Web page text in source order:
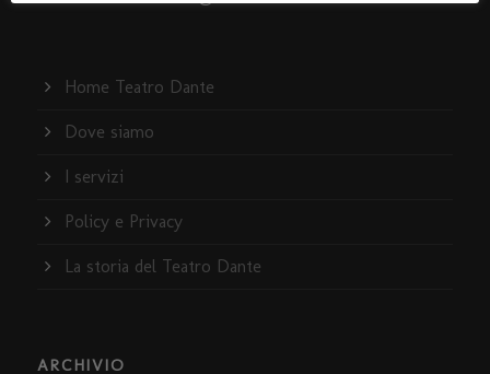
Home Teatro Dante
Dove siamo
I servizi
Policy e Privacy
La storia del Teatro Dante
ARCHIVIO